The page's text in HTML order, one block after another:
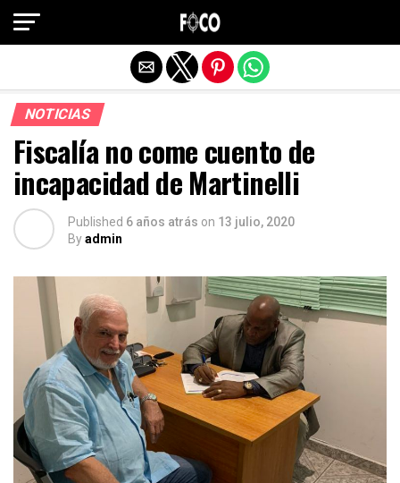
NOTICIAS
Fiscalía no come cuento de
incapacidad de Martinelli
Published 6 años atrás on 13 julio, 2020
Byadmin
Salir de la versión móvil